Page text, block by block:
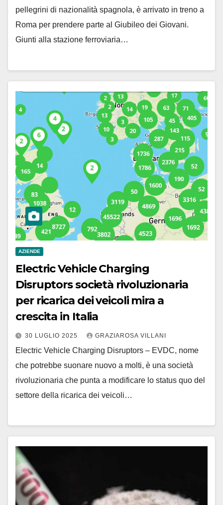
pellegrini di nazionalità spagnola, è arrivato in treno a
Roma per prendere parte al Giubileo dei Giovani.
Giunti alla stazione ferroviaria…
AZIENDE
Electric Vehicle Charging
Disruptors società rivoluzionaria
per ricarica dei veicoli mira a
crescita in Italia
30 LUGLIO 2025 GRAZIAROSA VILLANI
Electric Vehicle Charging Disruptors – EVDC, nome
che potrebbe suonare nuovo a molti, è una società
rivoluzionaria che punta a modificare lo status quo del
settore della ricarica dei veicoli…